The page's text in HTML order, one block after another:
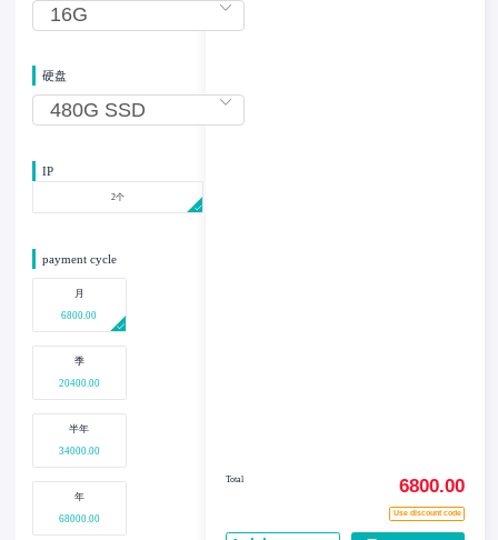
硬盘
IP
2个
payment cycle
月
6800.00
季
20400.00
半年
34000.00
年
68000.00
Total 6800.00
Use discount code